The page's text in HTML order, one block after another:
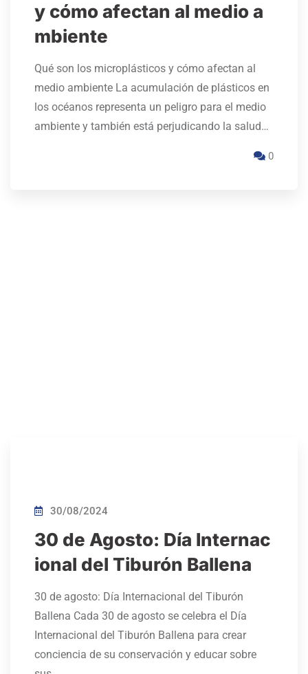
y cómo afectan al medio a
mbiente
Qué son los microplásticos y cómo afectan al
medio ambiente La acumulación de plásticos en
los océanos representa un peligro para el medio
ambiente y también está perjudicando la salud…
0
30/08/2024
30 de Agosto: Día Internac
ional del Tiburón Ballena
30 de agosto: Día Internacional del Tiburón
Ballena Cada 30 de agosto se celebra el Día
Internacional del Tiburón Ballena para crear
conciencia de su conservación y educar sobre